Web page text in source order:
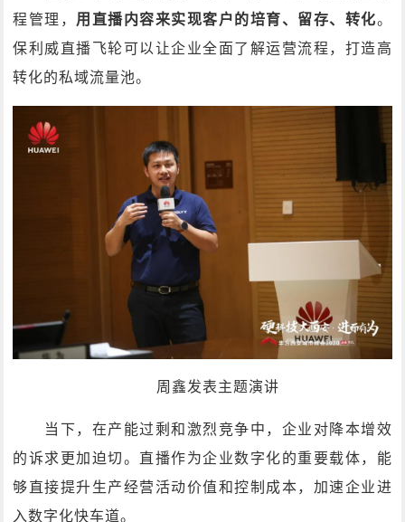
程管理， 用直播内容来实现客户的培育、留存、转化。
保利威直播飞轮可以让企业全面了解运营流程，打造高
转化的私域流量池。
周鑫发表主题演讲
当下，在产能过剩和激烈竞争中，企业对降本增效
的诉求更加迫切。直播作为企业数字化的重要载体，能
够直接提升生产经营活动价值和控制成本，加速企业进
入数字化快车道。